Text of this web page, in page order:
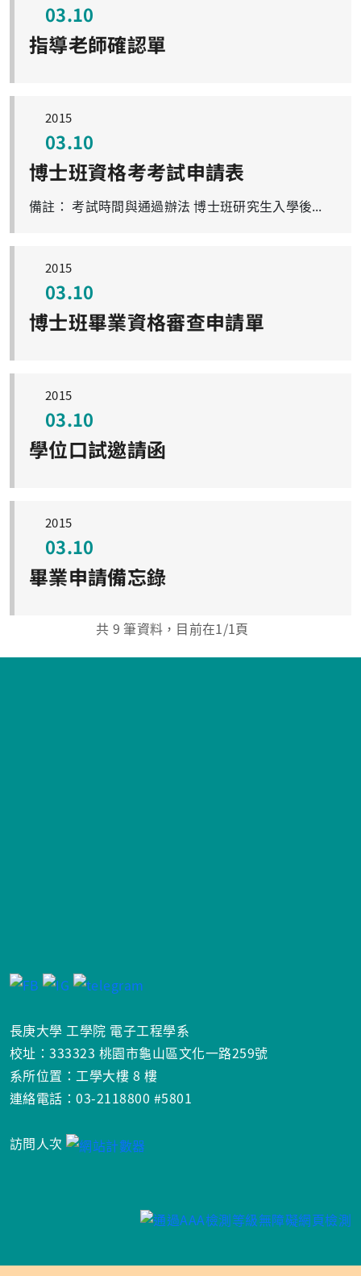
03.10
指導老師確認單
2015
03.10
博士班資格考考試申請表
備註： 考試時間與通過辦法 博士班研究生入學後即可參加資格考試，唯必須於三年內通過全部之應考科目，三年內如未全部通過，即予退學，若有特殊狀況得提出經由所務會議決議通過得以延長資格考年限。 資格考試自 99 學年下學期起申請時間為每學期第 3 週，考試時間為每學期第 5~7 週舉辦一次，每科以重考貳次為限且不得更換科；每次考試科目不得超過未通過之科目數。 博士班研究生學科考試規定中，已通過二科目且另一科目經過三次考試皆未通過者，得由所長召開「博士班資格考成績審查委員會」審查是否予以退學或有條件通過。 考試科目 各組由核心選修課程中任選三科，但各組核心科目課程名稱中有特論及專論者除外。
2015
03.10
博士班畢業資格審查申請單
2015
03.10
學位口試邀請函
2015
03.10
畢業申請備忘錄
共 9 筆資料，目前在1/1頁
長庚大學 工學院 電子工程學系
校址：333323 桃園市龜山區文化一路259號
系所位置：工學大樓 8 樓
連絡電話：03-2118800 #5801
訪問人次